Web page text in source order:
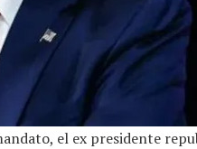
el ex presidente